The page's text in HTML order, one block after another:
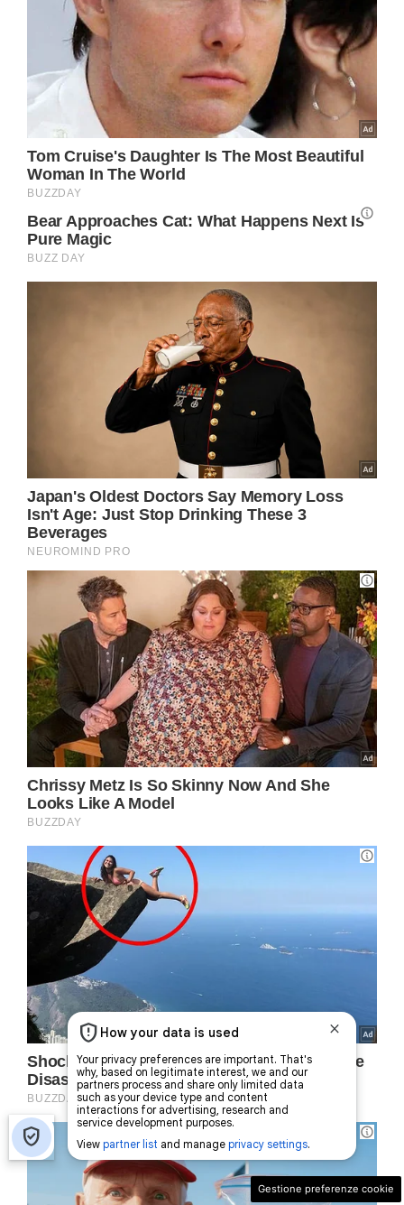
Gestione preferenze cookie